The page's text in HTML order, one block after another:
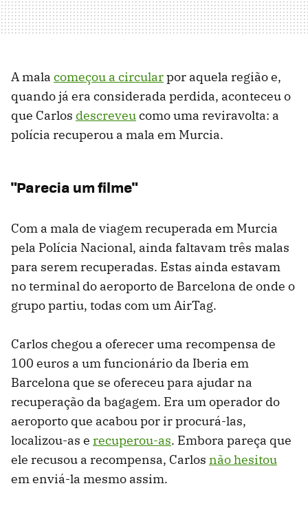
A mala começou a circularpor aquela região e,
quando já era considerada perdida, aconteceu o
que Carlos descreveucomo uma reviravolta: a
polícia recuperou a mala em Murcia.
"Parecia um filme"
Com a mala de viagem recuperada em Murcia
pela Polícia Nacional, ainda faltavam três malas
para serem recuperadas. Estas ainda estavam
no terminal do aeroporto de Barcelona de onde o
grupo partiu, todas com um AirTag.
Carlos chegou a oferecer uma recompensa de
100 euros a um funcionário da Iberia em
Barcelona que se ofereceu para ajudar na
recuperação da bagagem. Era um operador do
aeroporto que acabou por ir procurá-las,
localizou-as e recuperou-as. Embora pareça que
ele recusou a recompensa, Carlos não hesitou
em enviá-la mesmo assim.